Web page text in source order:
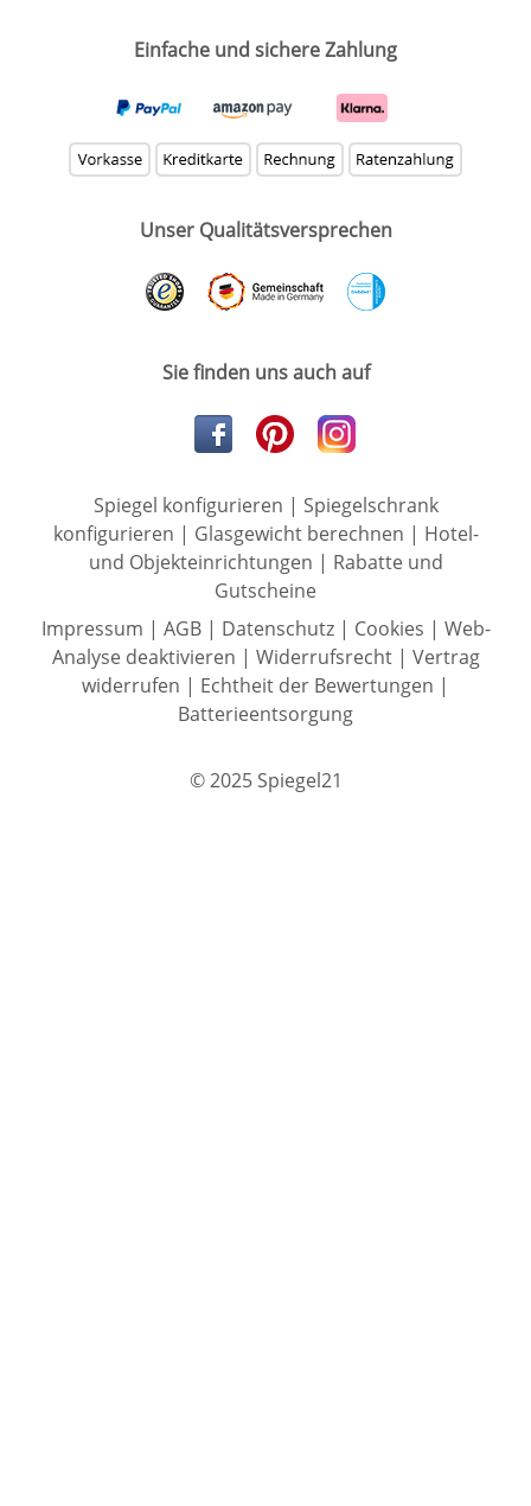
Einfache und sichere Zahlung
Unser Qualitätsversprechen
Sie finden uns auch auf
Spiegel konfigurieren | Spiegelschrank
konfigurieren | Glasgewicht berechnen | Hotel-
und Objekteinrichtungen | Rabatte und
Gutscheine
Impressum | AGB| Datenschutz| Cookies | Web-
Analyse deaktivieren | Widerrufsrecht| Vertrag
widerrufen | Echtheit der Bewertungen |
Batterieentsorgung
© 2025 Spiegel21